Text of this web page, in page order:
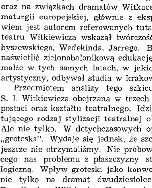
oraz  na  związkach  dramatów
maturgii  europejskiej,  głównie  z
wiem  jest  autorem  referowanych
teatru  Witkiewicza  wskazał
byszewskiego,  Wedekinda,  Jarrego.
naświetlić  zielonobałonikową
malże  w  tych  samych  latach,  w
artystyczny,  odbywał  studia  w
Przedmiotem  analizy  tego
S.  I.  Witkiewicza  obejrzana  w
postaci  oraz  kształtu  teatralnego.
tującego  rodzaj  stylizacji  teatralnej
Ale  nie  tylko.  W  dotychczasowych
„groteska”.  Wydaje  się  jednak,  że
jeszcze  nie  otrzymaliśmy.  Nie
cego  nas  problemu  z  płaszczyzny
łogiczną.  Wpływ  groteski  jako
nie  tylko  na  dramat